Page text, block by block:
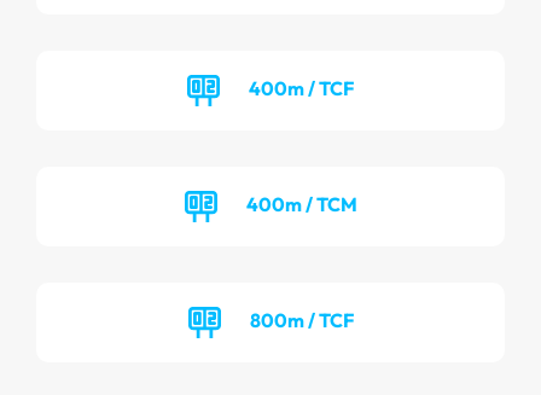
400m / TCF
400m / TCM
800m / TCF